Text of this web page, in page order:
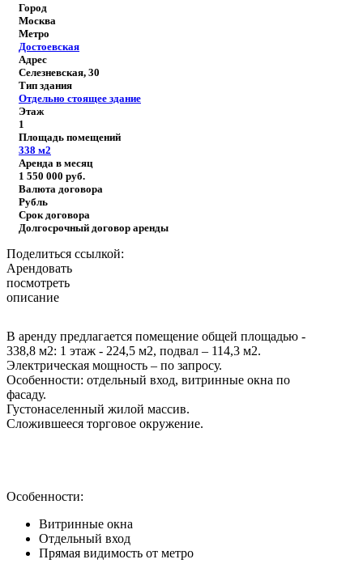
Город
Москва
Метро
Достоевская
Адрес
Селезневская, 30
Тип здания
Отдельно стоящее здание
Этаж
1
Площадь помещений
338 м2
Аренда в месяц
1 550 000 руб.
Валюта договора
Рубль
Срок договора
Долгосрочный договор аренды
Поделиться ссылкой:
Арендовать
посмотреть
описание
В аренду предлагается помещение общей площадью -
338,8 м2: 1 этаж - 224,5 м2, подвал – 114,3 м2.
Электрическая мощность – по запросу.
Особенности: отдельный вход, витринные окна по
фасаду.
Густонаселенный жилой массив.
Сложившееся торговое окружение.
Особенности:
Витринные окна
Отдельный вход
Прямая видимость от метро